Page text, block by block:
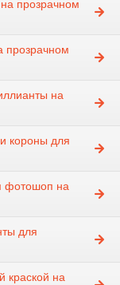
прозрачном
прозрачном
на
короны для
фотошоп на
для
краской на